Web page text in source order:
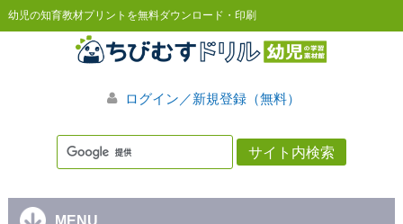
幼児の知育教材プリントを無料ダウンロード・印刷
ログイン／新規登録（無料）
MENU